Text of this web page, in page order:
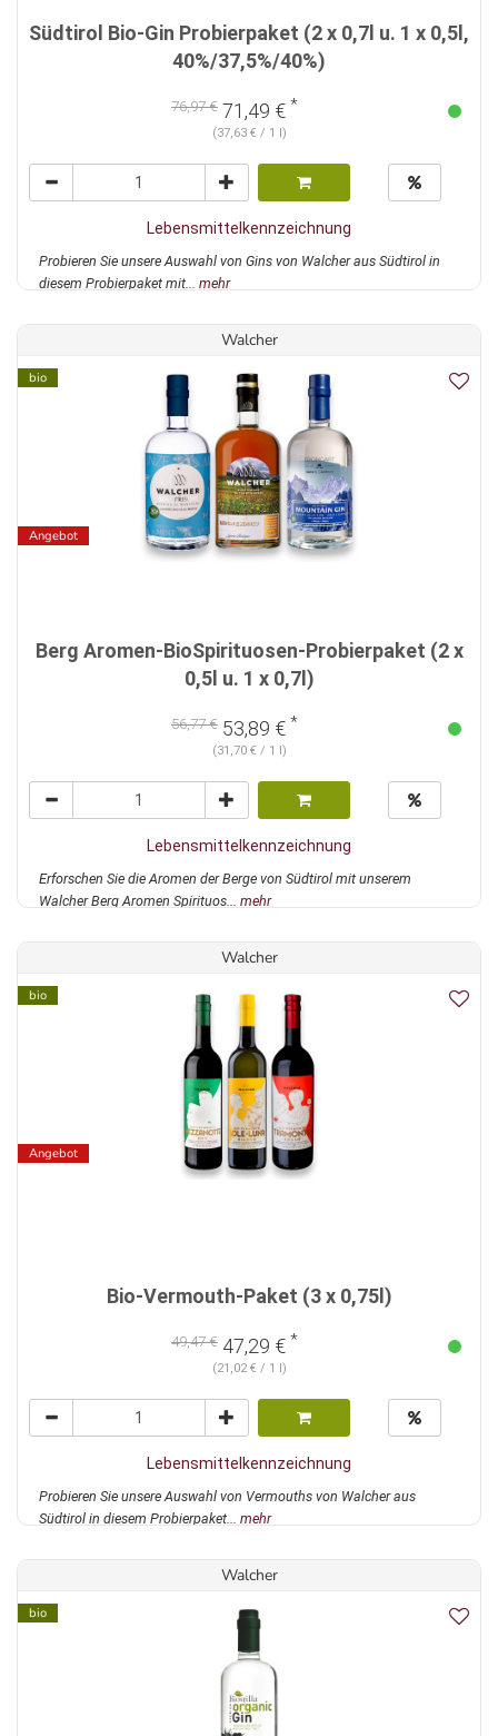
Südtirol Bio-Gin Probierpaket (2 x 0,7l u. 1 x 0,5l,
40%/37,5%/40%)
76,97 € 71,49 € *
(37,63 € / 1 l)
Lebensmittelkennzeichnung
Probieren Sie unsere Auswahl von Gins von Walcher aus Südtirol in
diesem Probierpaket mit... mehr
Walcher
bio
Angebot
Berg Aromen-BioSpirituosen-Probierpaket (2 x
0,5l u. 1 x 0,7l)
56,77 € 53,89 € *
(31,70 € / 1 l)
Lebensmittelkennzeichnung
Erforschen Sie die Aromen der Berge von Südtirol mit unserem
Walcher Berg Aromen Spirituos... mehr
Walcher
bio
Angebot
Bio-Vermouth-Paket (3 x 0,75l)
49,47 € 47,29 € *
(21,02 € / 1 l)
Lebensmittelkennzeichnung
Probieren Sie unsere Auswahl von Vermouths von Walcher aus
Südtirol in diesem Probierpaket... mehr
Walcher
bio